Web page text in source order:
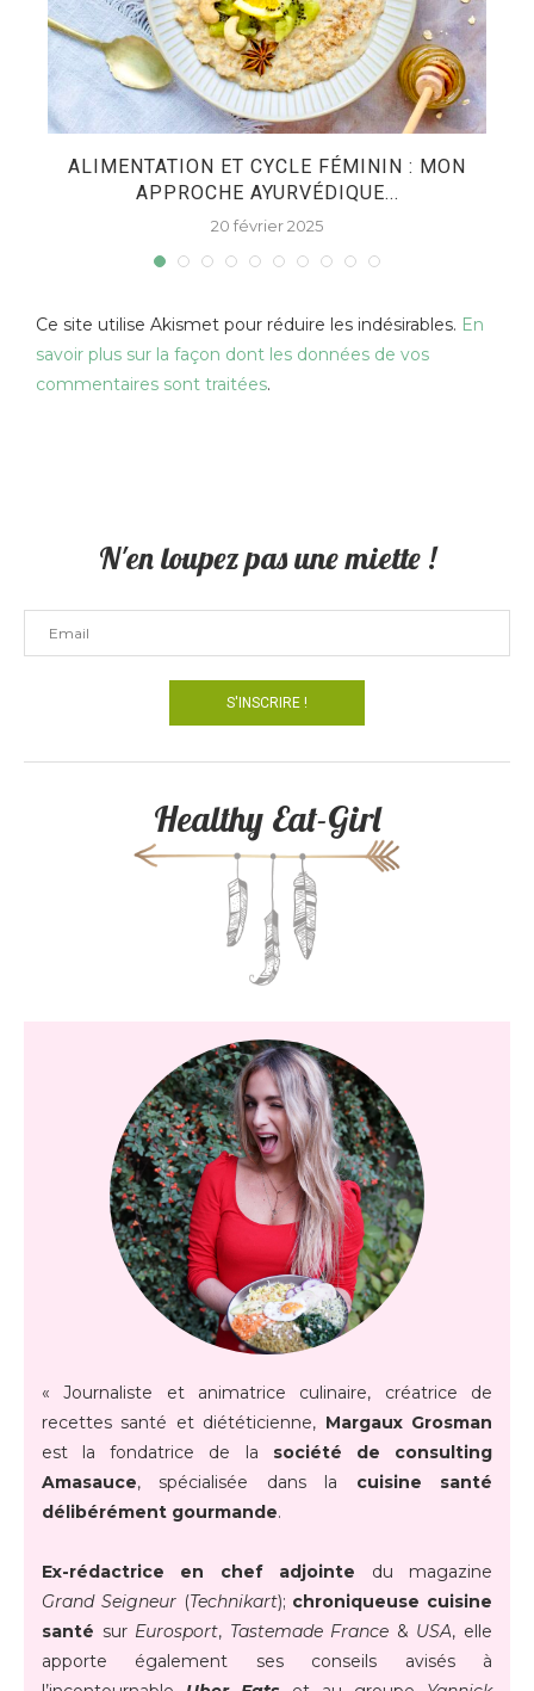
ALIMENTATION ET CYCLE FÉMININ : MON
APPROCHE AYURVÉDIQUE...
20 février 2025
Ce site utilise Akismet pour réduire les indésirables. En
savoir plus sur la façon dont les données de vos
commentaires sont traitées.
N'en loupez pas une miette !
Healthy Eat-Girl
« Journaliste et animatrice culinaire, créatrice de
recettes santé et diététicienne, Margaux Grosman
est la fondatrice de la société de consulting
Amasauce, spécialisée dans la cuisine santé
délibérément gourmande.
Ex-rédactrice en chef adjointe du magazine
Grand Seigneur(Technikart); chroniqueuse cuisine
santé sur Eurosport, Tastemade France & USA, elle
apporte également ses conseils avisés à